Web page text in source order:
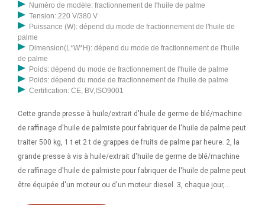
Numéro de modèle: fractionnement de l'huile de palme
Tension: 220 V/380 V
Puissance (W): dépend du mode de fractionnement de l'huile de
palme
Dimension(L*W*H): dépend du mode de fractionnement de l'huile
de palme
Poids: dépend du mode de fractionnement de l'huile de palme
Poids: dépend du mode de fractionnement de l'huile de palme
Certification: CE, BV,ISO9001
Cette grande presse à huile/extrait d'huile de germe de blé/machine
de raffinage d'huile de palmiste pour fabriquer de l'huile de palme peut
traiter 500 kg, 1 t et 2 t de grappes de fruits de palme par heure. 2, la
grande presse à vis à huile/extrait d'huile de germe de blé/machine
de raffinage d'huile de palmiste pour fabriquer de l'huile de palme peut
être équipée d'un moteur ou d'un moteur diesel. 3, chaque jour,